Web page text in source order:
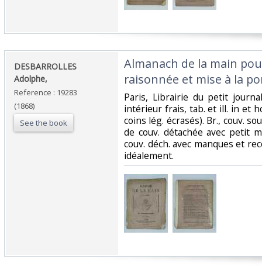
‎DESBARROLLES
Adolphe,‎
Reference : 19283
(1868)
See the book
‎Almanach de la main
raisonnée et mise à la
‎Paris, Librairie du petit
intérieur frais, tab. et ill. in et
coins lég. écrasés). Br., couv.
de couv. détachée avec petit
couv. déch. avec manques et
idéalement.‎